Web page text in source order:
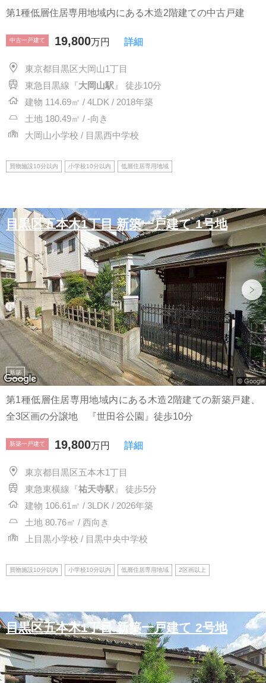
第1種低層住居専用地域内にある木造2階建ての中古戸建
中古一戸建て 19,800万円 詳細
東京都目黒区大岡山1丁目
東急目黒線『大岡山駅 』 徒歩10分
建物 114.69㎡ / 4LDK / 2018年築
土地 180.49㎡ / -向き
大岡山小学校 / 目黒西中学校
買物施設10分以内 小学校10分以内 低層住居専用地域
目黒区五本木1丁目 新築一戸建て 1号地
新築
第1種低層住居専用地域内にある木造2階建ての新築戸建、
全3区画の分譲地 『世田谷公園』徒歩10分
新築一戸建て 19,800万円 詳細
東京都目黒区五本木1丁目
東急東横線『祐天寺駅 』 徒歩5分
建物 106.61㎡ / 3LDK / 2026年築
土地 80.76㎡ / 西向き
上目黒小学校 / 目黒中央中学校
買物施設10分以内 小学校10分以内 低層住居専用地域 2区画以上
目黒区五本木1丁目 新築一戸建て 2号地